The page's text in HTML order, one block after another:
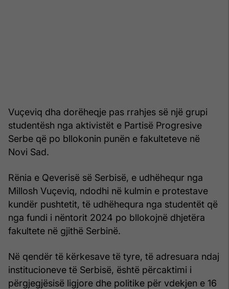
Vuçeviq dha dorëheqje pas rrahjes së një grupi
studentësh nga aktivistët e Partisë Progresive
Serbe që po bllokonin punën e fakulteteve në
Novi Sad.
Rënia e Qeverisë së Serbisë, e udhëhequr nga
Millosh Vuçeviq, ndodhi në kulmin e protestave
kundër pushtetit, të udhëhequra nga studentët që
nga fundi i nëntorit 2024 po bllokojnë dhjetëra
fakultete në gjithë Serbinë.
Në qendër të kërkesave të tyre, të adresuara ndaj
institucioneve të Serbisë, është përcaktimi i
përgjegjësisë ligjore dhe politike për vdekjen e 16